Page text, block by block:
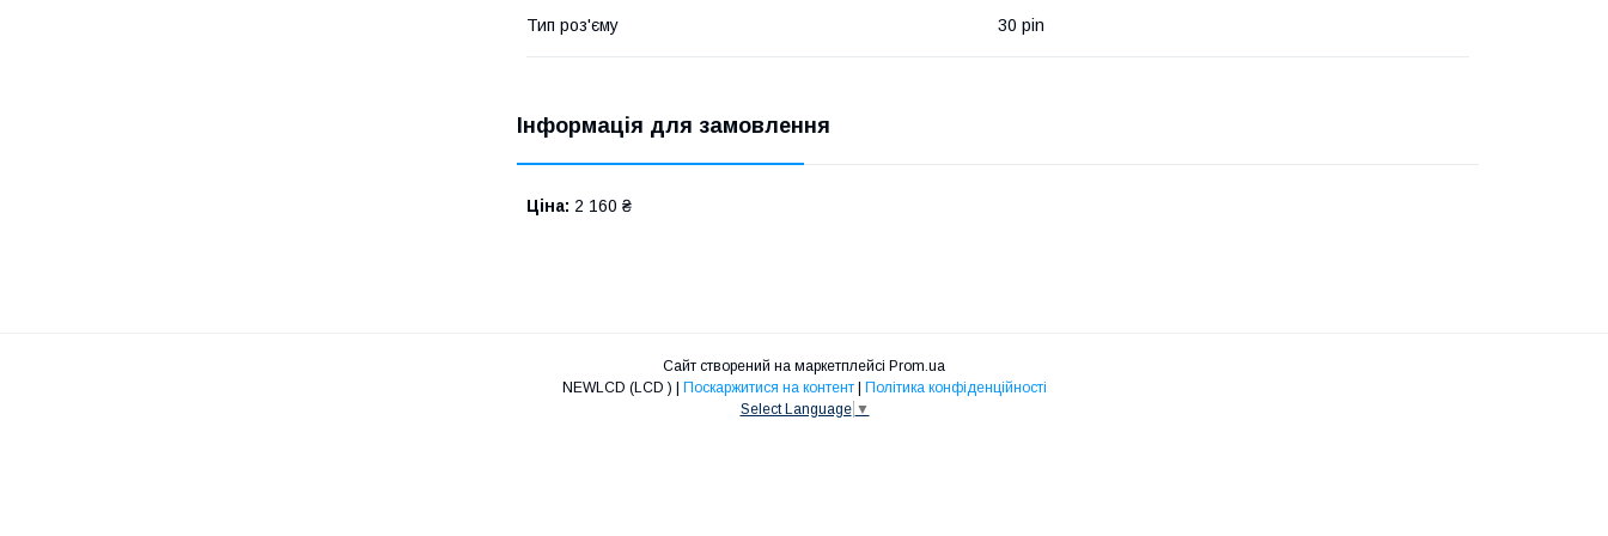
Тип роз'єму 30 pin
Інформація для замовлення
Ціна: 2 160 ₴
Сайт створений на маркетплейсі Prom.ua
NEWLCD (LCD ) | Поскаржитися на контент | Політика конфіденційності
Select Language ▼